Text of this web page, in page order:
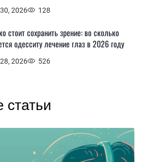
2026 128
2026 526
стоит сохранить зрение: во сколько
одесситу лечение глаз в 2026 году